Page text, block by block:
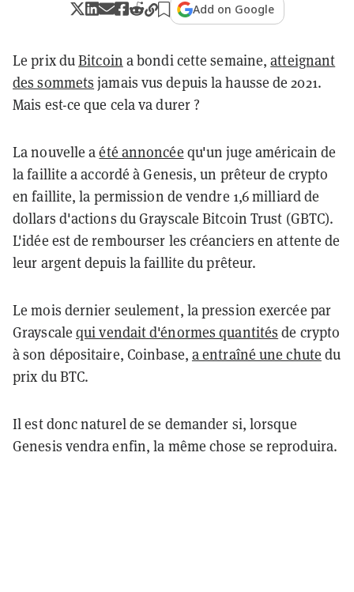
Add on Google
Le prix duBitcoin a bondi cette semaine,atteignant
des sommets jamais vus depuis la hausse de 2021.
Mais est-ce que cela va durer ?
La nouvelle aété annoncée qu'un juge américain de
la faillite a accordé à Genesis, un prêteur de crypto
en faillite, la permission de vendre 1,6 milliard de
dollars d'actions du Grayscale Bitcoin Trust (GBTC).
L'idée est de rembourser les créanciers en attente de
leur argent depuis la faillite du prêteur.
Le mois dernier seulement, la pression exercée par
Grayscale qui vendait d'énormes quantités de crypto
à son dépositaire, Coinbase, a entraîné une chute du
prix du BTC.
Il est donc naturel de se demander si, lorsque
Genesis vendra enfin, la même chose se reproduira.